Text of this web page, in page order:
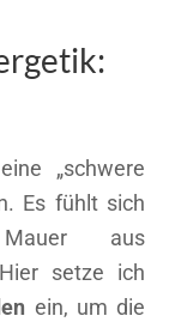
„schwere
Es fühlt sich
aus
setze ich
ein, um die